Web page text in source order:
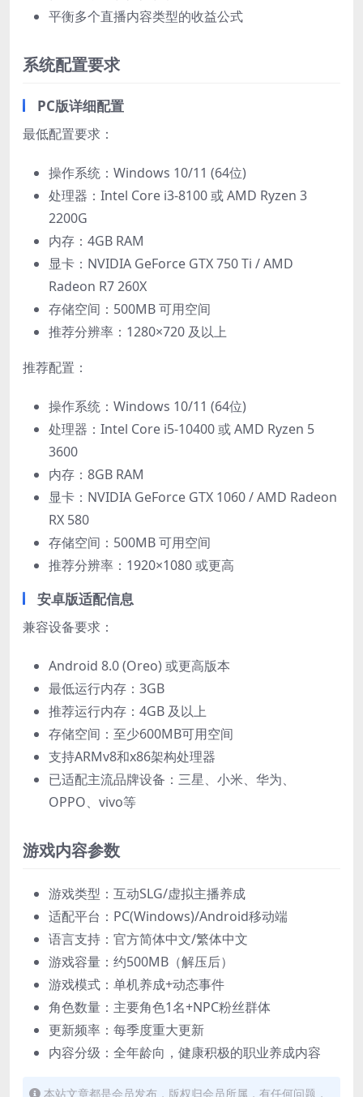
平衡多个直播内容类型的收益公式
系统配置要求
PC版详细配置
最低配置要求：
操作系统：Windows 10/11 (64位)
处理器：Intel Core i3-8100 或 AMD Ryzen 3
2200G
内存：4GB RAM
显卡：NVIDIA GeForce GTX 750 Ti / AMD
Radeon R7 260X
存储空间：500MB 可用空间
推荐分辨率：1280×720 及以上
推荐配置：
操作系统：Windows 10/11 (64位)
处理器：Intel Core i5-10400 或 AMD Ryzen 5
3600
内存：8GB RAM
显卡：NVIDIA GeForce GTX 1060 / AMD Radeon
RX 580
存储空间：500MB 可用空间
推荐分辨率：1920×1080 或更高
安卓版适配信息
兼容设备要求：
Android 8.0 (Oreo) 或更高版本
最低运行内存：3GB
推荐运行内存：4GB 及以上
存储空间：至少600MB可用空间
支持ARMv8和x86架构处理器
已适配主流品牌设备：三星、小米、华为、
OPPO、vivo等
游戏内容参数
游戏类型：互动SLG/虚拟主播养成
适配平台：PC(Windows)/Android移动端
语言支持：官方简体中文/繁体中文
游戏容量：约500MB（解压后）
游戏模式：单机养成+动态事件
角色数量：主要角色1名+NPC粉丝群体
更新频率：每季度重大更新
内容分级：全年龄向，健康积极的职业养成内容
本站文章都是会员发布，版权归会员所属，有任何问题，